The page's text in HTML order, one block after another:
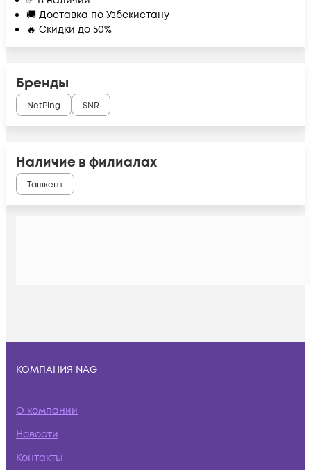
🚚 Доставка по Узбекистану
🔥 Скидки до 50%
Бренды
NetPing SNR
Наличие в филиалах
Ташкент
КОМПАНИЯ NAG
О компании
Новости
Контакты